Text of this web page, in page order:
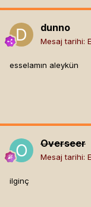
dunno
Mesaj tarihi:
esselamın aleykün
Overseer
Mesaj tarihi:
ilginç